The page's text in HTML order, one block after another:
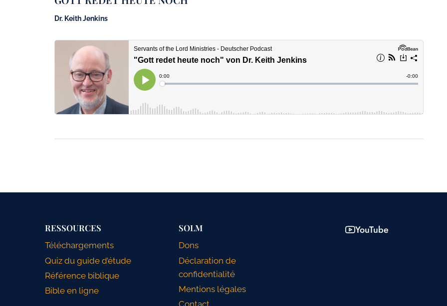
Dr. Keith Jenkins
RESSOURCES
Téléchargements
Quiz du guide d’étude
Référence biblique
Bible en ligne
SOLM
Dons
Déclaration de
confidentialité
Mentions légales
YouTube